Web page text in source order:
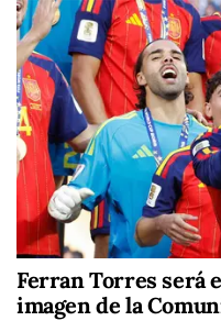
Ferran Torres será
imagen de la